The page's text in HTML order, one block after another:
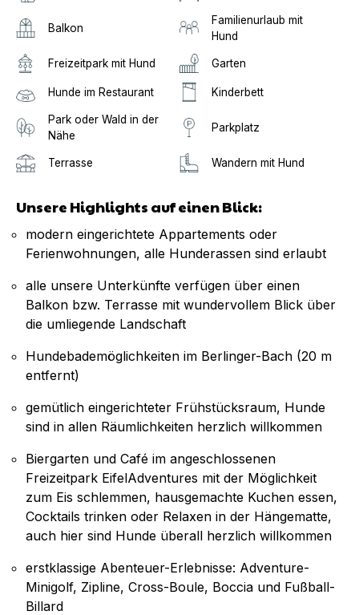
Balkon
Familienurlaub mit
Hund
Freizeitpark mit Hund Garten
Hunde im Restaurant Kinderbett
Park oder Wald in der
Nähe
Parkplatz
Terrasse Wandern mit Hund
Unsere Highlights auf einen Blick:
modern eingerichtete Appartements oder
Ferienwohnungen, alle Hunderassen sind erlaubt
alle unsere Unterkünfte verfügen über einen
Balkon bzw. Terrasse mit wundervollem Blick über
die umliegende Landschaft
Hundebademöglichkeiten im Berlinger-Bach (20 m
entfernt)
gemütlich eingerichteter Frühstücksraum, Hunde
sind in allen Räumlichkeiten herzlich willkommen
Biergarten und Café im angeschlossenen
Freizeitpark EifelAdventures mit der Möglichkeit
zum Eis schlemmen, hausgemachte Kuchen essen,
Cocktails trinken oder Relaxen in der Hängematte,
auch hier sind Hunde überall herzlich willkommen
erstklassige Abenteuer-Erlebnisse: Adventure-
Minigolf, Zipline, Cross-Boule, Boccia und Fußball-
Billard